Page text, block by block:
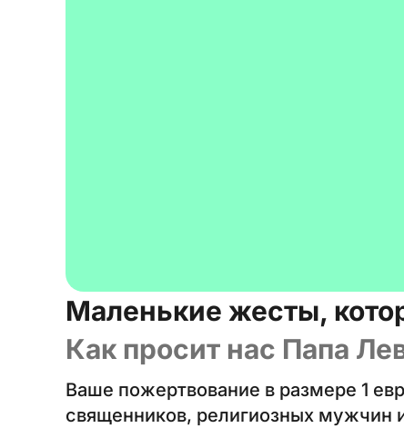
Маленькие жесты,
Как просит нас Папа
Ваше пожертвование в размере 1
священников, религиозных